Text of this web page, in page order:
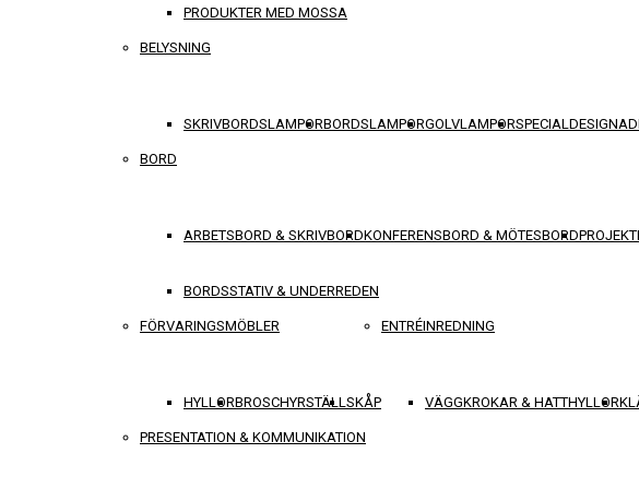
PRODUKTER MED MOSSA
BELYSNING
SKRIVBORDSLAMPORBORDSLAMPORGOLVLAMPOR
BORD
ARBETSBORD & SKRIVBORDKONFERENSBORD & MÖTESBORD
BORDSSTATIV & UNDERREDEN
FÖRVARINGSMÖBLER
HYLLORBROSCHYRSTÄLLSKÅP
ENTRÉINREDNING
VÄGGKROKAR & HATTHYLLOR
PRESENTATION & KOMMUNIKATION